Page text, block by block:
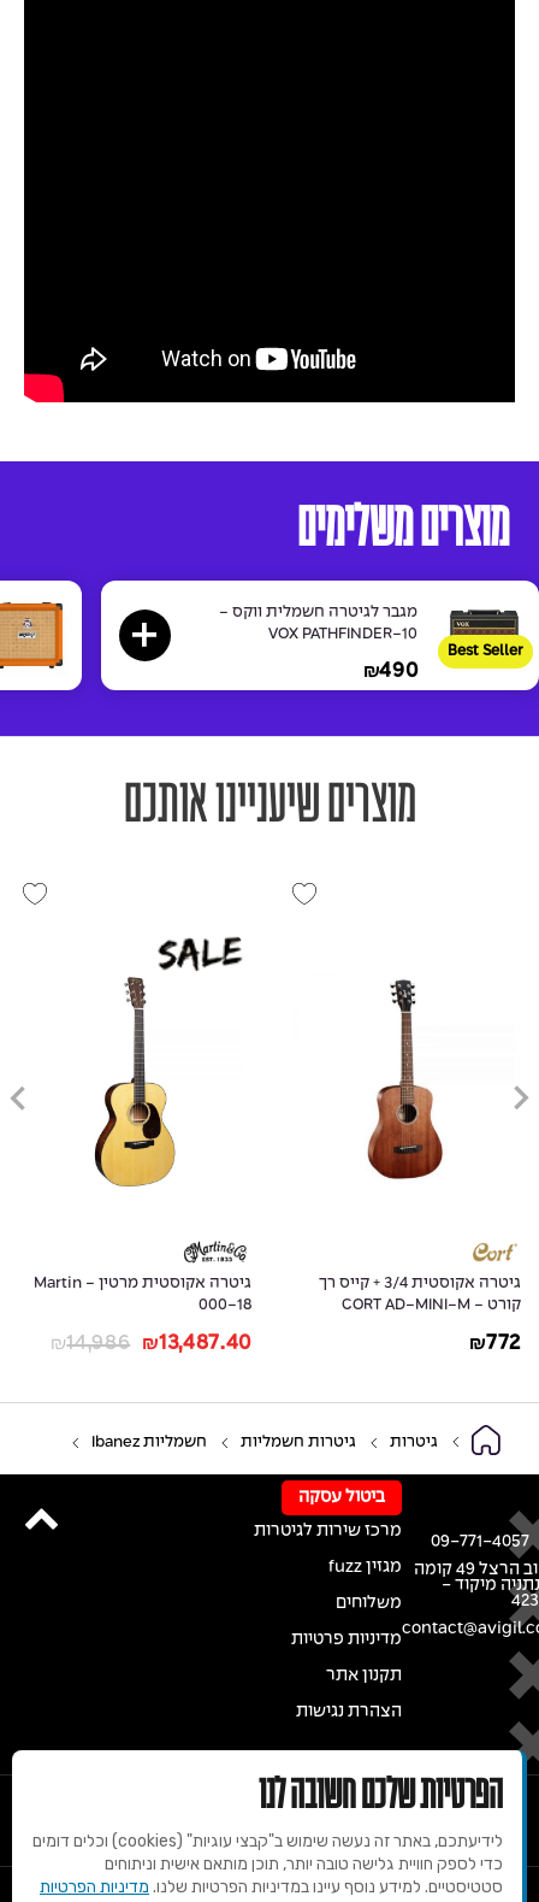
מוצרים משלימים
Best Seller
מגבר לגיטרה חשמלית ווקס -
VOX PATHFINDER-10
₪490
מוצרים שיעניינו אותכם
גיטרה אקוסטית 3/4 + קייס רך
קורט - CORT AD-MINI-M
₪772
גיטרה אקוסטית מרטין - Martin
000-18
₪14,986 ₪13,487.40
גיטרות גיטרות חשמליות חשמליות Ibanez
רחוב הרצל 49 קומה
מיקוד -
09-771-4057
ביטול עסקה
מרכז שירות לגיטרות
מגזין fuzz
משלוחים
מדיניות פרטיות
תקנון אתר
הצהרת נגישות
הפרטיות שלכם חשובה לנו
לידיעתכם, באתר זה נעשה שימוש ב"קבצי עוגיות" (cookies) וכלים דומים
כדי לספק חוויית גלישה טובה יותר, תוכן מותאם אישית וניתוחים
סטטיסטיים. למידע נוסף עיינו במדיניות הפרטיות שלנו. מדיניות הפרטיות